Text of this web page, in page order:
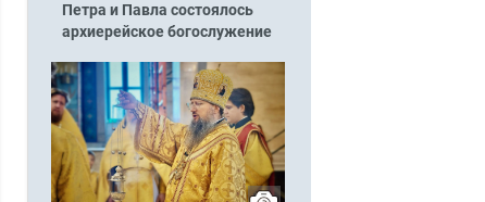
Петра и Павла состоялось
архиерейское богослужение